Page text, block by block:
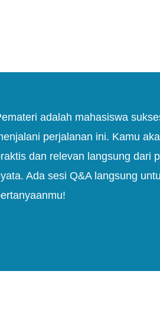
adalah mahasiswa
perjalanan ini. Kamu
dan relevan langsung dari
Ada sesi Q&A langsung